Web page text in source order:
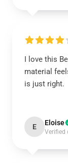
I love this
material
is just right.
E Eloise
Verified